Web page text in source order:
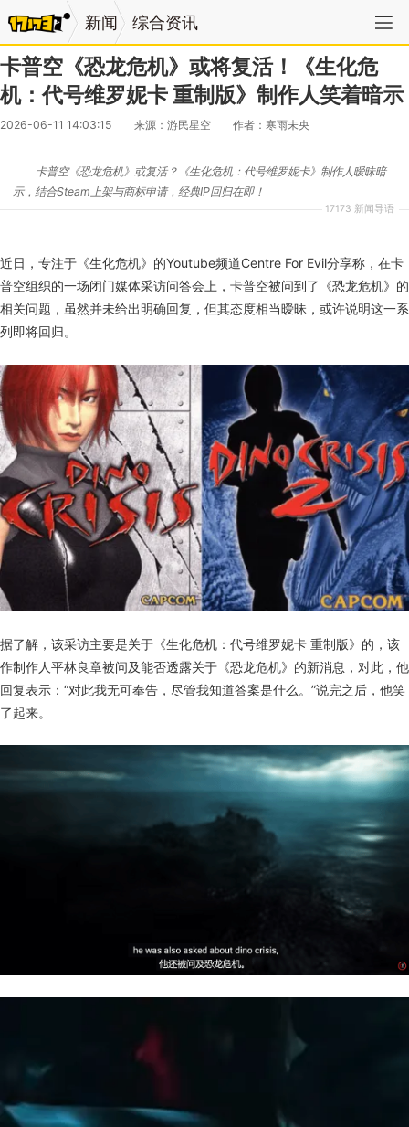
新闻 综合资讯
卡普空《恐龙危机》或将复活！《生化危
机：代号维罗妮卡 重制版》制作人笑着暗示
2026-06-11 14:03:15 来源：游民星空 作者：寒雨未央
17173 新闻导语
卡普空《恐龙危机》或复活？《生化危机：代号维罗妮卡》制作人暧昧暗
示，结合Steam上架与商标申请，经典IP回归在即！
近日，专注于《生化危机》的Youtube频道Centre For Evil分享称，在卡
普空组织的一场闭门媒体采访问答会上，卡普空被问到了《恐龙危机》的
相关问题，虽然并未给出明确回复，但其态度相当暧昧，或许说明这一系
列即将回归。
据了解，该采访主要是关于《生化危机：代号维罗妮卡 重制版》的，该
作制作人平林良章被问及能否透露关于《恐龙危机》的新消息，对此，他
回复表示：“对此我无可奉告，尽管我知道答案是什么。”说完之后，他笑
了起来。